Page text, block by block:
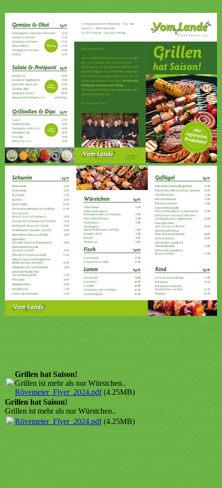
Grillen hat Saison!
Grillen ist mehr als nur Würstchen..
Rövemeier_Flyer_2024.pdf(4.25MB)
Grillen hat Saison!
Grillen ist mehr als nur Würstchen..
Rövemeier_Flyer_2024.pdf(4.25MB)